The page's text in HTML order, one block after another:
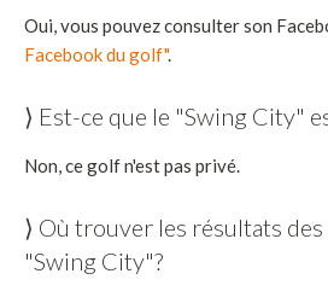
Oui, vous pouvez consulter son
Facebook du golf".
⟩ Est-ce que le "Swing City"
Non, ce golf n'est pas privé.
⟩ Où trouver les résultats
"Swing City"?